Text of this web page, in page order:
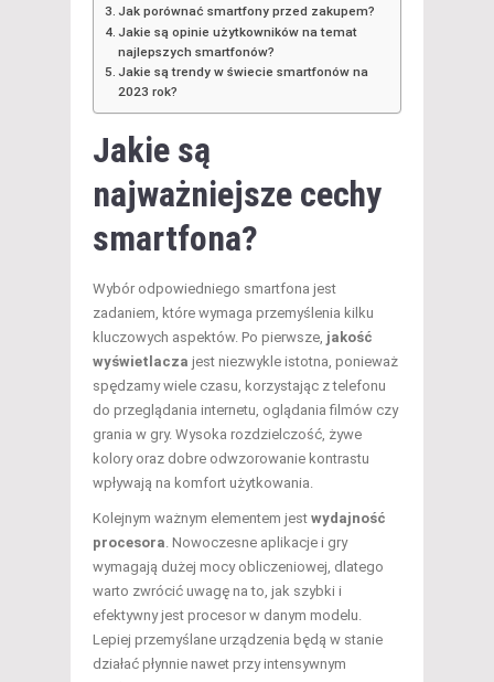
Jak porównać smartfony przed zakupem?
Jakie są opinie użytkowników na temat
najlepszych smartfonów?
Jakie są trendy w świecie smartfonów na
2023 rok?
Jakie są
najważniejsze cechy
smartfona?
Wybór odpowiedniego smartfona jest
zadaniem, które wymaga przemyślenia kilku
kluczowych aspektów. Po pierwsze, jakość
wyświetlacza jest niezwykle istotna, ponieważ
spędzamy wiele czasu, korzystając z telefonu
do przeglądania internetu, oglądania filmów czy
grania w gry. Wysoka rozdzielczość, żywe
kolory oraz dobre odwzorowanie kontrastu
wpływają na komfort użytkowania.
Kolejnym ważnym elementem jest wydajność
procesora . Nowoczesne aplikacje i gry
wymagają dużej mocy obliczeniowej, dlatego
warto zwrócić uwagę na to, jak szybki i
efektywny jest procesor w danym modelu.
Lepiej przemyślane urządzenia będą w stanie
działać płynnie nawet przy intensywnym